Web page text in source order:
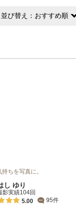
並び替え： おすすめ順
ちを写真に。
し ゆり
影実績104回
5.00
95件